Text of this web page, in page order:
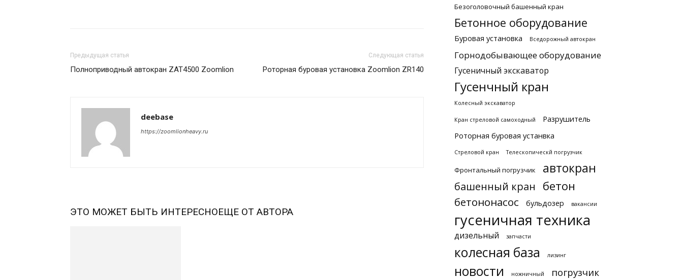
Предыдущая статья
Полноприводный автокран ZAT4500 Zoomlion
Следующая статья
Роторная буровая установка Zoomlion ZR140
deebase
https://zoomlionheavy.ru
ЭТО МОЖЕТ БЫТЬ ИНТЕРЕСНОЕЩЕ ОТ АВТОРА
Безоголовочный башенный кран
Бетонное оборудование
Буровая установка Вседорожный автокран
Горнодобывающее оборудование
Гусеничный экскаватор
Гусенчный кран
Колесный экскаватор
Кран стреловой самоходный
Разрушитель
Роторная буровая устанвка
Стреловой кран Телескопическй погрузчик
Фронтальный погрузчик автокран
башенный кран бетон
бетононасос бульдозер вакансии
гусеничная техника
дизельный запчасти
колесная база лизинг
новости ножничный погрузчик